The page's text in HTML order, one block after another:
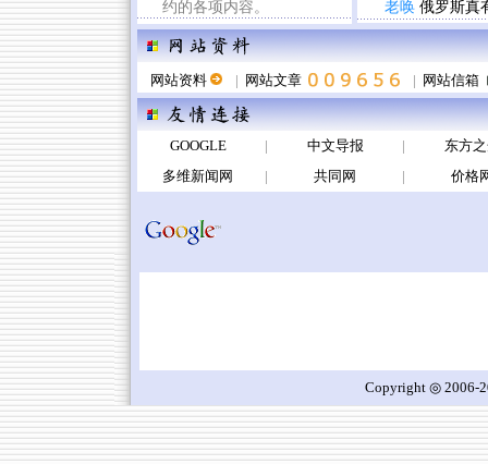
约的各项内容。
老唤 俄罗斯真
网站资料 网站文章 网站信箱
GOOGLE 中文导报
东方
多维新闻网
共同网 价格
Copyright ◎ 2006-